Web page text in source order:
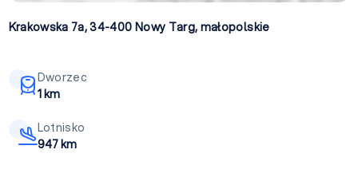
Krakowska 7a, 34-400 Nowy Targ, małopolskie
Dworzec
1 km
Lotnisko
947 km